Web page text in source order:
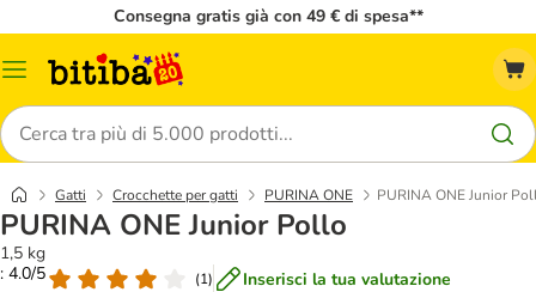
Consegna gratis già con 49 € di spesa**
Overview
Cerca
Gatti Crocchette per gatti PURINA ONE PURINA ONE Junior
PURINA ONE Junior Pollo
1,5 kg
: 4.0/5
(1) Inserisci la tua valutazione